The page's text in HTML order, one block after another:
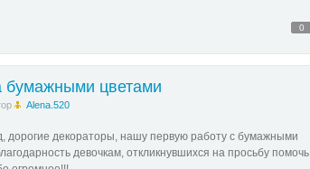
0
цветами
Alena.520
дорогие декораторы, нашу первую работу с бумажными
девочкам, откликнувшихся на просьбу помочь